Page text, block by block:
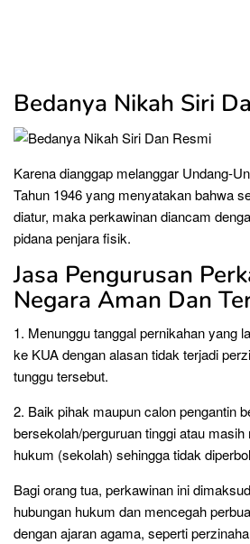
Bedanya Nikah Siri
Karena dianggap melanggar Undang-
Tahun 1946 yang menyatakan bahwa
diatur, maka perkawinan diancam
pidana penjara fisik.
Jasa Pengurusan
Negara Aman Dan
1. Menunggu tanggal pernikahan yang
ke KUA dengan alasan tidak terjadi
tunggu tersebut.
2. Baik pihak maupun calon pengantin
bersekolah/perguruan tinggi atau
hukum (sekolah) sehingga tidak
Bagi orang tua, perkawinan ini
hubungan hukum dan mencegah
dengan ajaran agama, seperti